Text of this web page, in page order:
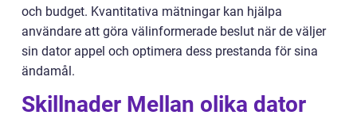
och budget. Kvantitativa mätningar kan hjälpa
användare att göra välinformerade beslut när de väljer
sin dator appel och optimera dess prestanda för sina
ändamål.
Skillnader Mellan olika dator